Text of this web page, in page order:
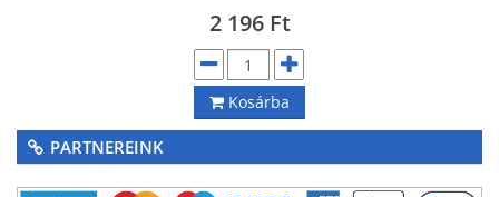
2 196 Ft
Kosárba
PARTNEREINK